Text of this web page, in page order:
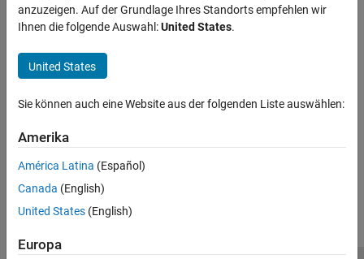
How useful was this information?
anzuzeigen. Auf der Grundlage Ihres Standorts empfehlen wir
Ihnen die folgende Auswahl:United States.
United States
Sie können auch eine Website aus der folgenden Liste auswählen:
Amerika
América Latina (Español)
Canada (English)
United States (English)
Europa